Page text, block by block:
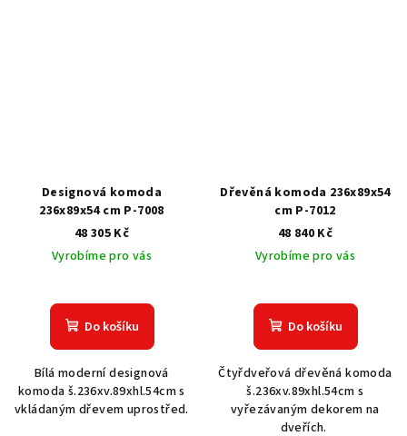
Designová komoda
236x89x54 cm P-7008
48 305 Kč
Vyrobíme pro vás
Do košíku
Bílá moderní designová
komoda š.236xv.89xhl.54cm s
vkládaným dřevem uprostřed.
Dřevěná komoda 236x89x54
cm P-7012
48 840 Kč
Vyrobíme pro vás
Do košíku
Čtyřdveřová dřevěná komoda
š.236xv.89xhl.54cm s
vyřezávaným dekorem na
dveřích.